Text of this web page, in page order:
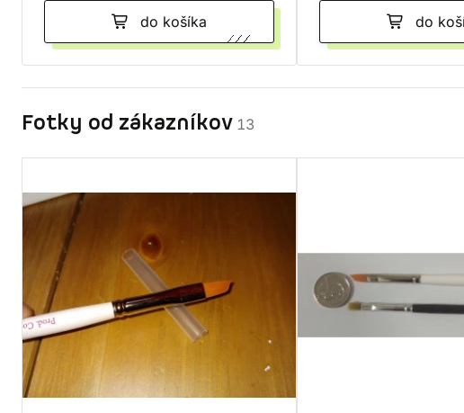
do košíka do
Fotky od zákazníkov 13